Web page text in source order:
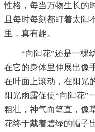
性格，每当万物生长的
且每时每刻都盯着太阳
里，真有趣。
“向阳花”还是一棵
在它的身体里伸展出像
在叶面上滚动，在阳光
阳光雨露促使“向阳花”
粗壮，神气而笔直，像
花终于戴着碧绿的帽子